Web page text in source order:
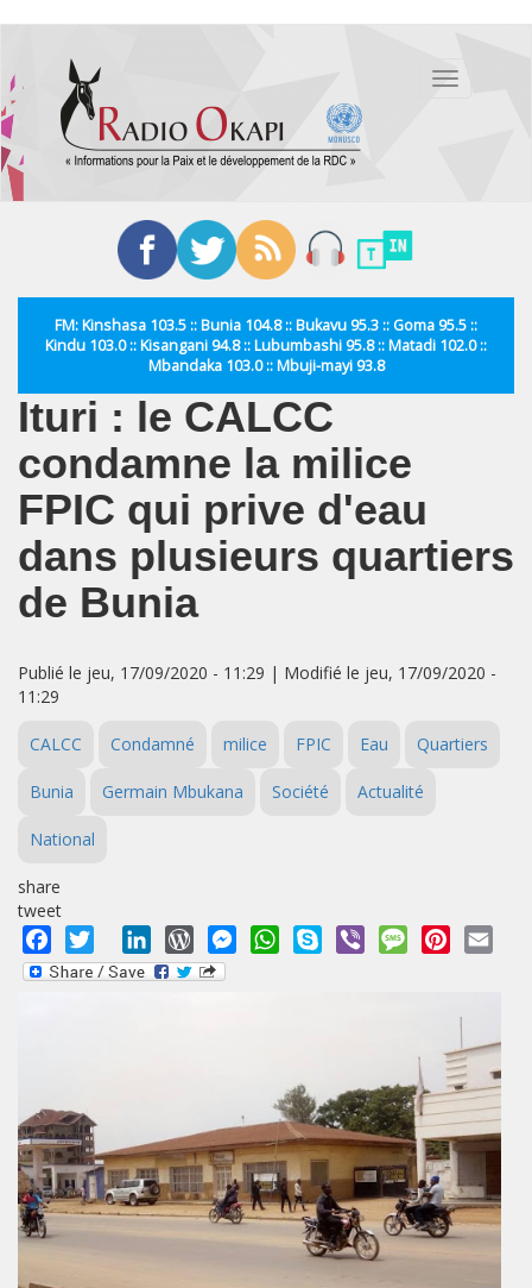
contenu
principal
Toggle
FM: Kinshasa 103.5 :: Bunia 104.8 :: Bukavu 95.3 :: Goma 95.5 ::
Kindu 103.0 :: Kisangani 94.8 :: Lubumbashi 95.8 :: Matadi 102.0 ::
Mbandaka 103.0 :: Mbuji-mayi 93.8
Ituri : le CALCC
condamne la milice
FPIC qui prive d'eau
dans plusieurs quartiers
de Bunia
Publié le jeu, 17/09/2020 - 11:29 | Modifié le jeu, 17/09/2020 -
11:29
CALCC Condamné milice FPIC Eau Quartiers
Bunia Germain Mbukana Société Actualité
National
share
tweet
Facebook
Twitter LinkedInWordPressMessengerWhatsApp
Skype Viber MessagePinterest